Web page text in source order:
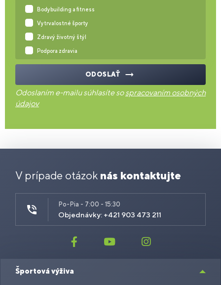
Bodybuilding a fitness
Vytrvalostné športy
Zdravý životný štýl
Podpora zdravia
ODOSLAŤ
Odoslaním e-mailu súhlasíte sospracovaním osobných
údajov
V prípade otázok nás kontaktujte
Po-Pia - 7:00 - 15:30
Objednávky: +421 903 473 211
Športová výživa